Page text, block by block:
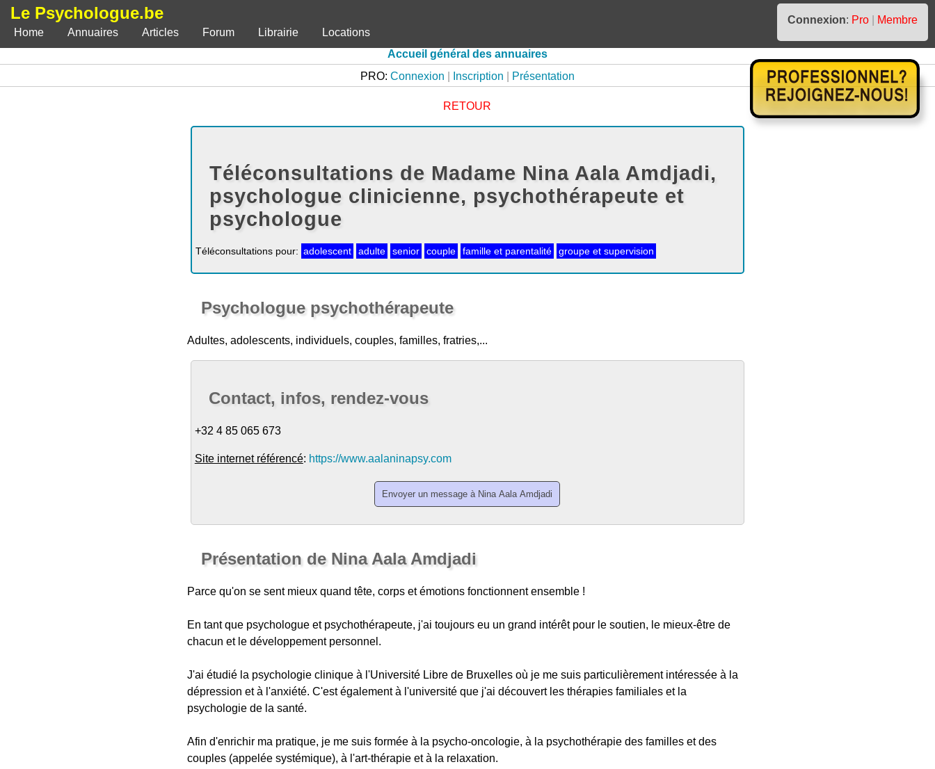
Le Psychologue.be Connexion: Pro
Membre
Home
Annuaires Articles Forum Librairie
Locations
Accueil général des annuaires
PRO: Connexion Inscription Présentation
RETOUR
Téléconsultations de Madame Nina Aala Amdjadi,
psychologue clinicienne, psychothérapeute et
psychologue
Téléconsultations pour: adolescent adulte senior couple famille et parentalité groupe et supervision
Psychologue psychothérapeute
Adultes, adolescents, individuels, couples, familles, fratries,...
Contact, infos, rendez-vous
+32 4 85 065 673
Site internet référencé: https://www.aalaninapsy.com
Présentation de Nina Aala Amdjadi
Parce qu'on se sent mieux quand tête, corps et émotions fonctionnent ensemble !
En tant que psychologue et psychothérapeute, j'ai toujours eu un grand intérêt pour le soutien, le mieux-être de
chacun et le développement personnel.
J'ai étudié la psychologie clinique à l'Université Libre de Bruxelles où je me suis particulièrement intéressée à la
dépression et à l'anxiété. C'est également à l'université que j'ai découvert les thérapies familiales et la
psychologie de la santé.
Afin d'enrichir ma pratique, je me suis formée à la psycho-oncologie, à la psychothérapie des familles et des
couples (appelée systémique), à l'art-thérapie et à la relaxation.